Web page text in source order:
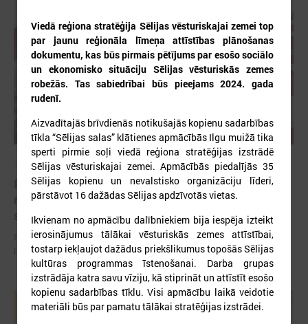
2026. gada 12. jūnijs
Publicēta konferences “Tautas sapulcei – 36”
rezolūcija par vietējās pārstāvniecības
stiprināšanu Latvijā
Publicēta konferences “Tautas sapulcei – 36” rezolūcija par vietējās
pārstāvniecības stiprināšanu Latvijā
Viedā reģiona stratēģija Sēlijas vēsturiskajai zemei top
par jaunu reģionāla līmeņa attīstības plānošanas
dokumentu, kas būs pirmais pētījums par esošo sociālo
un ekonomisko situāciju Sēlijas vēsturiskās zemes
robežās. Tas sabiedrībai būs pieejams 2024. gada
rudenī.
Aizvadītajās brīvdienās notikušajās kopienu sadarbības
tīkla “Sēlijas salas” klātienes apmācībās Ilgu muižā tika
sperti pirmie soļi viedā reģiona stratēģijas izstrādē
Sēlijas vēsturiskajai zemei. Apmācībās piedalījās 35
Sēlijas kopienu un nevalstisko organizāciju līderi,
pārstāvot 16 dažādas Sēlijas apdzīvotās vietas.
Ikvienam no apmācību dalībniekiem bija iespēja izteikt
ierosinājumus tālākai vēsturiskās zemes attīstībai,
tostarp iekļaujot dažādus priekšlikumus topošās Sēlijas
kultūras programmas īstenošanai. Darba grupas
izstrādāja katra savu vīziju, kā stiprināt un attīstīt esošo
kopienu sadarbības tīklu. Visi apmācību laikā veidotie
materiāli būs par pamatu tālākai stratēģijas izstrādei.